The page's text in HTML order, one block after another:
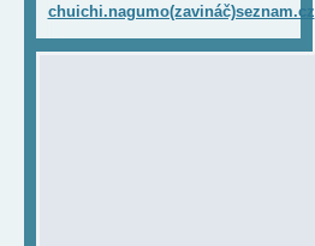
chuichi.nagumo(zavináč)seznam.cz